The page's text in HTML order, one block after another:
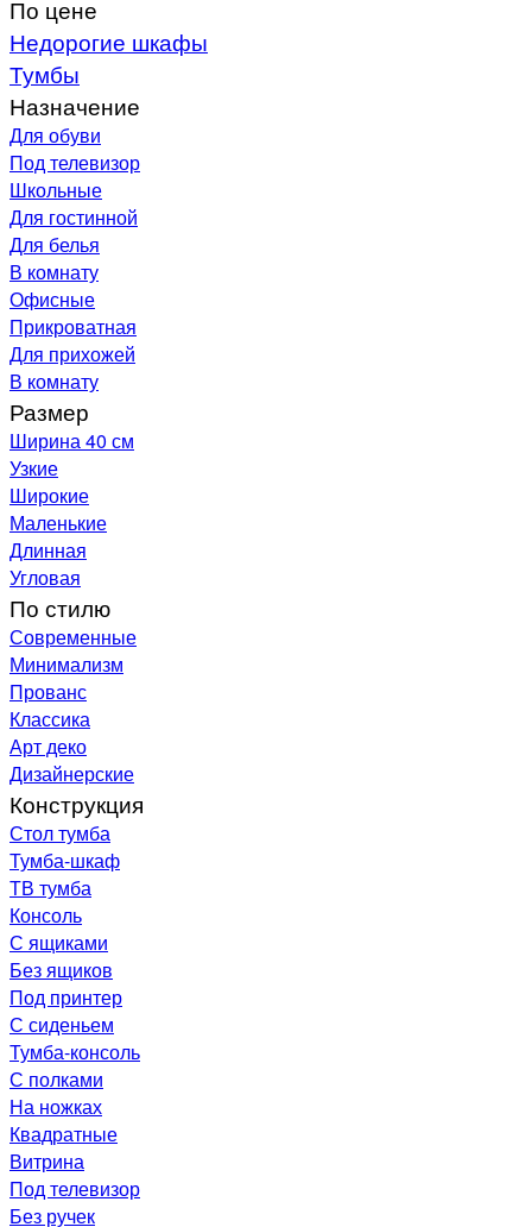
По цене
Недорогие шкафы
Тумбы
Назначение
Для обуви
Под телевизор
Школьные
Для гостинной
Для белья
В комнату
Офисные
Прикроватная
Для прихожей
В комнату
Размер
Ширина 40 см
Узкие
Широкие
Маленькие
Длинная
Угловая
По стилю
Современные
Минимализм
Прованс
Классика
Арт деко
Дизайнерские
Конструкция
Стол тумба
Тумба-шкаф
ТВ тумба
Консоль
С ящиками
Без ящиков
Под принтер
С сиденьем
Тумба-консоль
С полками
На ножках
Квадратные
Витрина
Под телевизор
Без ручек